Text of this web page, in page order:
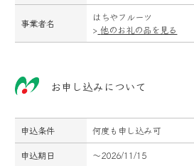
事業者名
はちやフルーツ
> 他のお礼の品を見る
お申し込みについて
申込条件
何度も申し込み可
申込期日
～2026/11/15